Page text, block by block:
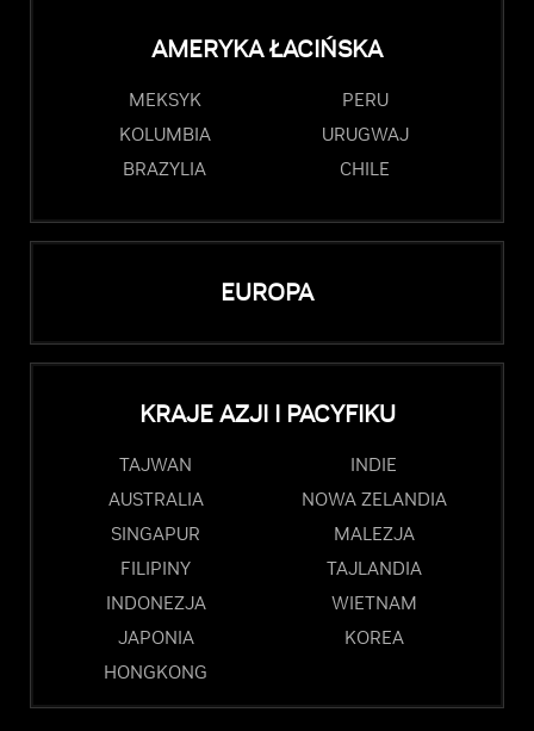
AMERYKA ŁACIŃSKA
MEKSYK
PERU
KOLUMBIA
URUGWAJ
BRAZYLIA
CHILE
EUROPA
KRAJE AZJI I PACYFIKU
TAJWAN
INDIE
AUSTRALIA
NOWA ZELANDIA
SINGAPUR
MALEZJA
FILIPINY
TAJLANDIA
INDONEZJA
WIETNAM
JAPONIA
KOREA
HONGKONG